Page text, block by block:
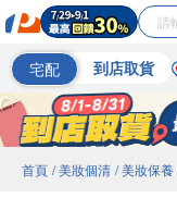
宅配 到店取貨
首頁 / 美妝個清 / 美妝保養